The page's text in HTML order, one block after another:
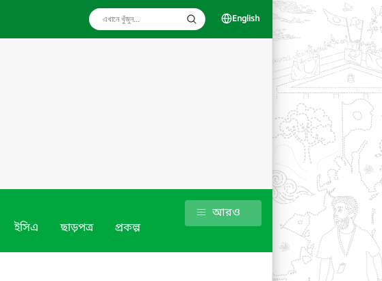
English
ইসিএ ছাড়পত্র প্রকল্প
আরও